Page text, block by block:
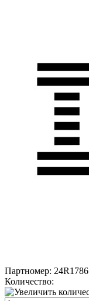
Партномер: 24R1786
Количество: